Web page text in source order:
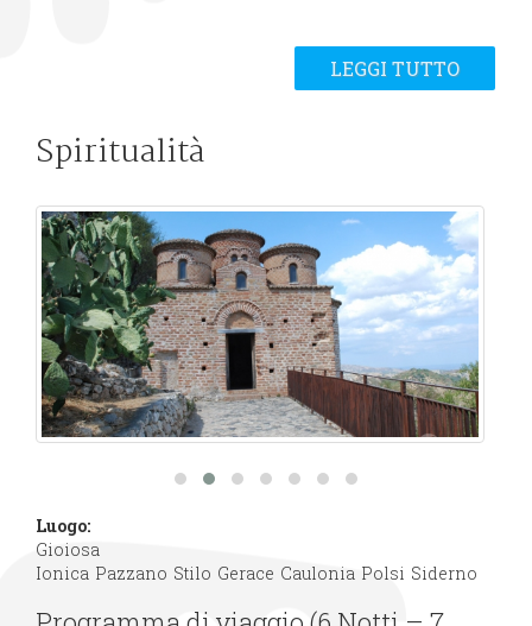
LEGGI TUTTO
Spiritualità
Luogo:
Gioiosa
Ionica Pazzano Stilo Gerace Caulonia Polsi Siderno